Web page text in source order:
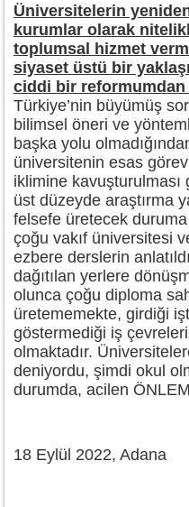
Üniversitelerin
kurumlar olarak
toplumsal hizmet
siyaset üstü bir
ciddi bir
Türkiye’nin büyümüş
bilimsel öneri ve
başka yolu
üniversitenin esas
iklimine
üst düzeyde araştırma
felsefe üretecek duruma
çoğu vakıf üniversitesi
ezbere derslerin
dağıtılan yerlere
olunca çoğu diploma
üretememekte, girdiği
göstermediği iş
olmaktadır.
deniyordu, şimdi okul
durumda, acilen
18 Eylül 2022, Adana